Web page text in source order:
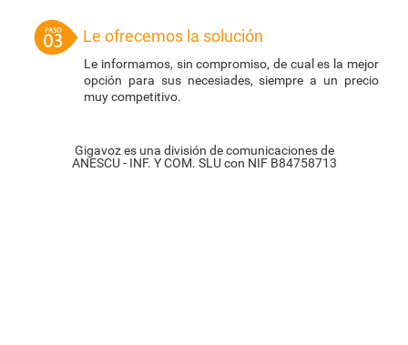
Le ofrecemos la solución
Le informamos, sin compromiso, de cual es la mejor
opción para sus necesiades, siempre a un precio
muy competitivo.
Gigavoz es una división de comunicaciones de
ANESCU - INF. Y COM. SLU con NIF B84758713